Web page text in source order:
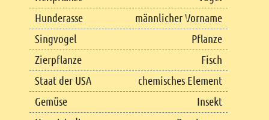
Hunderasse
männlicher Vorname
Singvogel
Pflanze
Zierpflanze
Fisch
Staat der USA
chemisches Element
Gemüse
Insekt